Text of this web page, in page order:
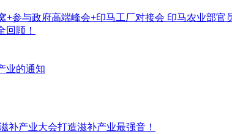
参与政府高端峰会+印马工厂对接会 印马农业部官
回顾！
业的通知
补产业大会打造滋补产业最强音！